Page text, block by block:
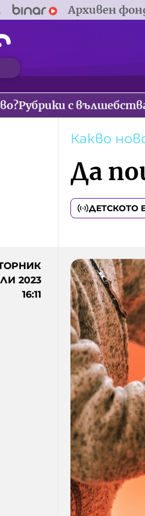
Архивен
Рубрики с
Какво
Да
ДЕТСКОТО
2023
16:11